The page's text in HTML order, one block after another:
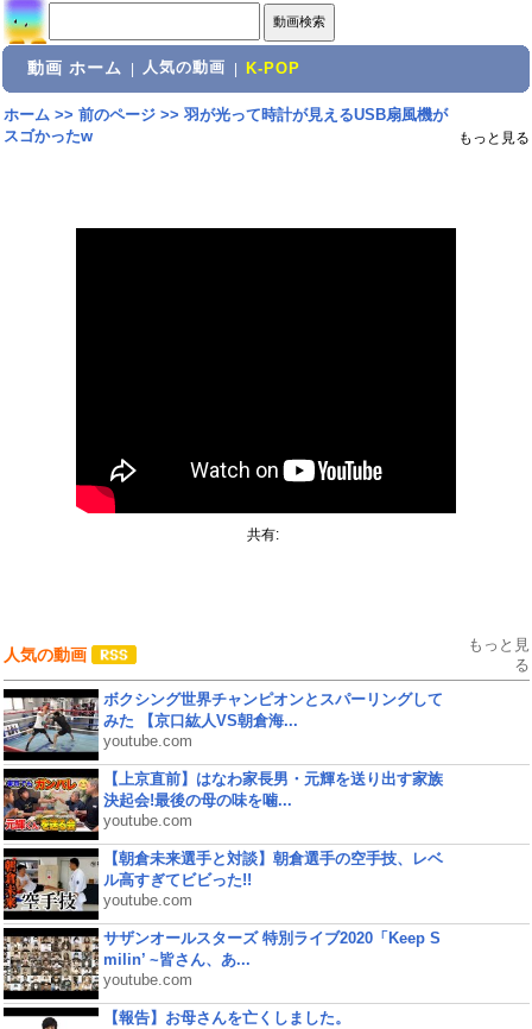
動画 ホーム 人気の動画 K-POP
ホーム>> 前のページ>> 羽が光って時計が見えるUSB扇風機が
スゴかったw
もっと見る
共有:
人気の動画
もっと見
る
ボクシング世界チャンピオンとスパーリングして
みた 【京口紘人VS朝倉海...
youtube.com
【上京直前】はなわ家長男・元輝を送り出す家族
決起会!最後の母の味を噛...
youtube.com
【朝倉未来選手と対談】朝倉選手の空手技、レベ
ル高すぎてビビった!!
youtube.com
サザンオールスターズ 特別ライブ2020「Keep S
milin’ ~皆さん、あ...
youtube.com
【報告】お母さんを亡くしました。